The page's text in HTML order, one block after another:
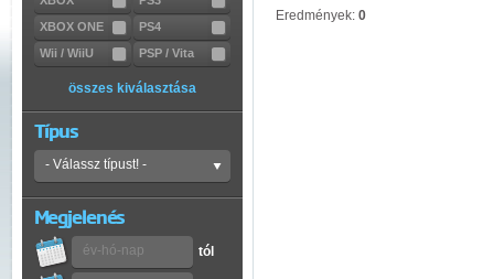
XBOX ONE
PS4
Wii / WiiU
PSP / Vita
összes kiválasztása
Típus
Megjelenés
tól
Eredmények: 0